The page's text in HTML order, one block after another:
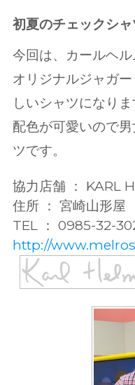
初夏のチェックシャ
今回は、カールヘル
オリジナルジャガ
しいシャツになりま
配色が可愛いので
ツです。
協力店舗 ： KARL
住所 ： 宮崎山形屋
TEL ： 0985-32-
http://